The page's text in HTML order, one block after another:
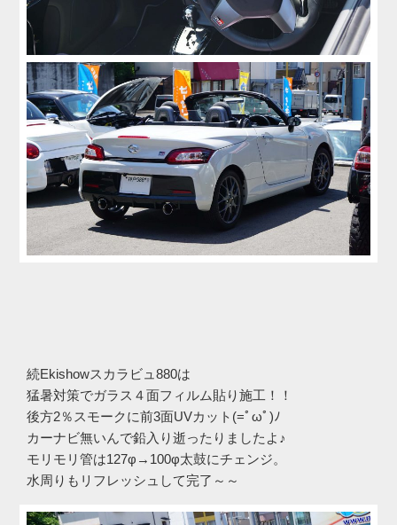
続Ekishowスカラビュ880は
猛暑対策でガラス４面フィルム貼り施工！！
後方2％スモークに前3面UVカット(=ﾟωﾟ)ﾉ
カーナビ無いんで鉛入り逝ったりましたよ♪
モリモリ管は127φ→100φ太鼓にチェンジ。
水周りもリフレッシュして完了～～